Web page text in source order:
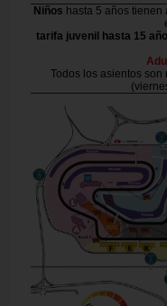
Niños hasta 5 años
tarifa juvenil hasta 15
Todos los asientos